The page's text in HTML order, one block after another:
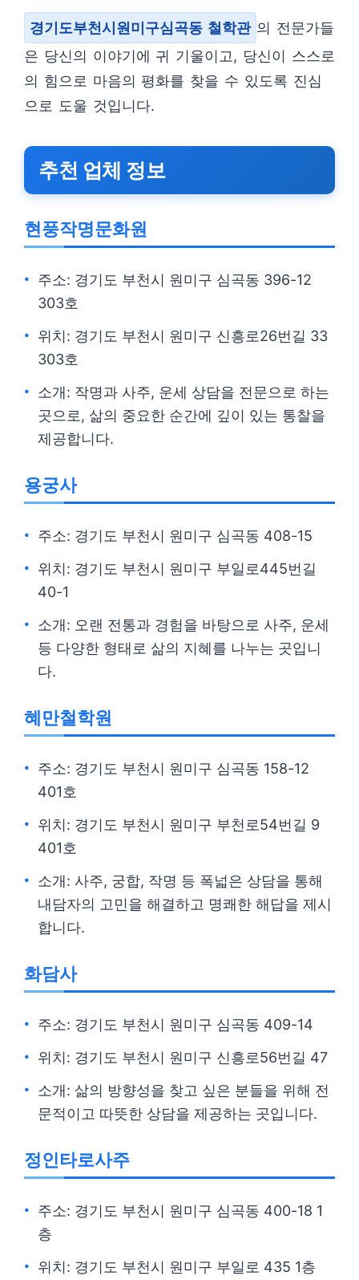
경기도부천시원미구심곡동 철학관 의 전문가들
은 당신의 이야기에 귀 기울이고, 당신이 스스로
의 힘으로 마음의 평화를 찾을 수 있도록 진심
으로 도울 것입니다.
추천 업체 정보
현풍작명문화원
주소: 경기도 부천시 원미구 심곡동 396-12
303호
위치: 경기도 부천시 원미구 신흥로26번길 33
303호
소개: 작명과 사주, 운세 상담을 전문으로 하는
곳으로, 삶의 중요한 순간에 깊이 있는 통찰을
제공합니다.
용궁사
주소: 경기도 부천시 원미구 심곡동 408-15
위치: 경기도 부천시 원미구 부일로445번길
40-1
소개: 오랜 전통과 경험을 바탕으로 사주, 운세
등 다양한 형태로 삶의 지혜를 나누는 곳입니
다.
혜만철학원
주소: 경기도 부천시 원미구 심곡동 158-12
401호
위치: 경기도 부천시 원미구 부천로54번길 9
401호
소개: 사주, 궁합, 작명 등 폭넓은 상담을 통해
내담자의 고민을 해결하고 명쾌한 해답을 제시
합니다.
화담사
주소: 경기도 부천시 원미구 심곡동 409-14
위치: 경기도 부천시 원미구 신흥로56번길 47
소개: 삶의 방향성을 찾고 싶은 분들을 위해 전
문적이고 따뜻한 상담을 제공하는 곳입니다.
정인타로사주
주소: 경기도 부천시 원미구 심곡동 400-18 1
층
위치: 경기도 부천시 원미구 부일로 435 1층